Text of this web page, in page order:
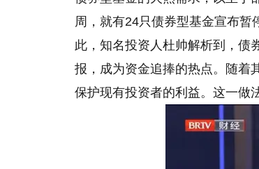
周，就有24只债券型基金宣布
此，知名投资人杜帅解析到，债
报，成为资金追捧的热点。随着
保护现有投资者的利益。这一做